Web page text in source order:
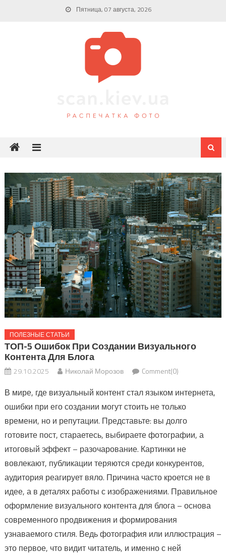
Пятница, 07 августа, 2026
ПОЛЕЗНЫЕ СТАТЬИ
ТОП-5 Ошибок При Создании Визуального
Контента Для Блога
29.10.2025 Николай Морозов Comment(0)
В мире, где визуальный контент стал языком интернета,
ошибки при его создании могут стоить не только
времени, но и репутации. Представьте: вы долго
готовите пост, стараетесь, выбираете фотографии, а
итоговый эффект – разочарование. Картинки не
вовлекают, публикации теряются среди конкурентов,
аудитория реагирует вяло. Причина часто кроется не в
идее, а в деталях работы с изображениями. Правильное
оформление визуального контента для блога – основа
современного продвижения и формирования
узнаваемого стиля. Ведь фотография или иллюстрация –
это первое, что видит читатель, и именно с ней